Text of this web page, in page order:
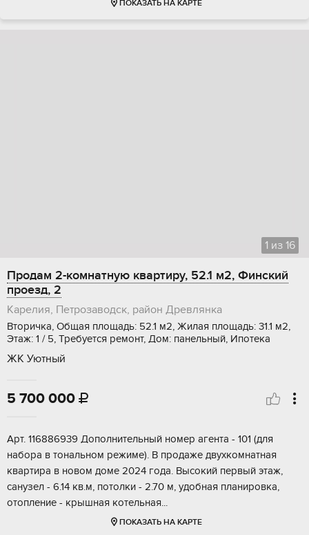
ПОКАЗАТЬ НА КАРТЕ
1 из 16
Продам 2-комнатную квартиру, 52.1 м2, Финский
проезд, 2
Карелия, Петрозаводск, район Древлянка
Вторичка, Общая площадь: 52.1 м2, Жилая площадь: 31.1 м2,
Этаж: 1 / 5, Требуется ремонт, Дом: панельный, Ипотека
ЖК Уютный
5 700 000 
Арт. 116886939 Дополнительный номер агента - 101 (для
набора в тональном режиме). В продаже двухкомнатная
квартира в новом доме 2024 года. Высокий первый этаж,
санузел - 6.14 кв.м, потолки - 2.70 м, удобная планировка,
отопление - крышная котельная...
ПОКАЗАТЬ НА КАРТЕ